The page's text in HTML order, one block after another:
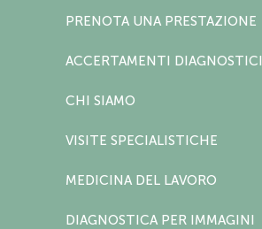
PRENOTA UNA PRESTAZIONE
ACCERTAMENTI DIAGNOSTICI
CHI SIAMO
VISITE SPECIALISTICHE
MEDICINA DEL LAVORO
DIAGNOSTICA PER IMMAGINI